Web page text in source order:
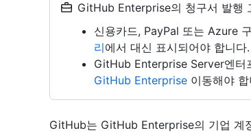
GitHub Enterprise의 청구서 발행
신용카드, PayPal 또는 Azure
리에서 대신 표시되어야 합니다.
GitHub Enterprise Server엔터
GitHub Enterprise 이동해야
GitHub는 GitHub Enterprise의 기업 계